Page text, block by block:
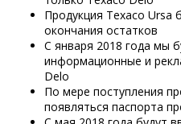
Продукция Texaco Ursa
окончания остатков
С января 2018 года мы
информационные и
Delo
По мере поступления
появляться паспорта